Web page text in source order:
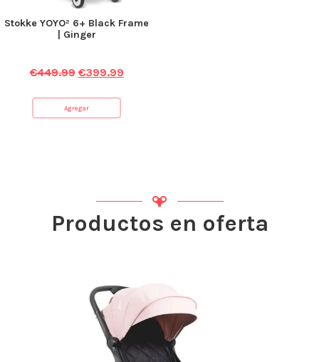
Stokke YOYO² 6+ Black Frame
| Ginger
€449.99 €399.99
Agregar
Productos en oferta